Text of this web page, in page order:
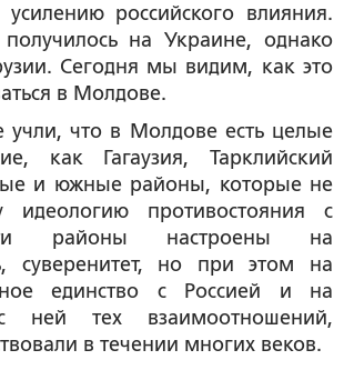
усилению российского влияния.
на Украине, однако
Сегодня мы видим, как это
в Молдове.
учли, что в Молдове есть целые
как Гагаузия, Тарклийский
и южные районы, которые не
идеологию противостояния с
районы настроены на
суверенитет, но при этом на
единство с Россией и на
ней тех взаимоотношений,
в течении многих веков.